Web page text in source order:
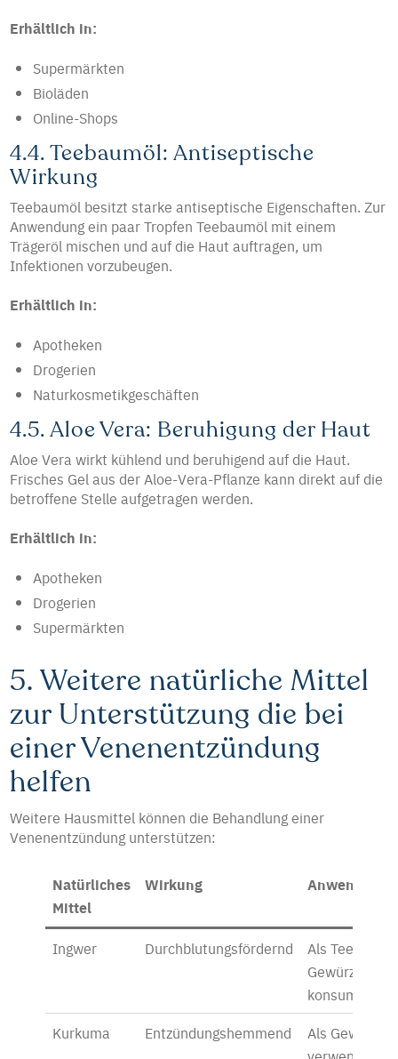
Erhältlich in:
Supermärkten
Bioläden
Online-Shops
4.4. Teebaumöl: Antiseptische
Wirkung
Teebaumöl besitzt starke antiseptische Eigenschaften. Zur
Anwendung ein paar Tropfen Teebaumöl mit einem
Trägeröl mischen und auf die Haut auftragen, um
Infektionen vorzubeugen.
Erhältlich in:
Apotheken
Drogerien
Naturkosmetikgeschäften
4.5. Aloe Vera: Beruhigung der Haut
Aloe Vera wirkt kühlend und beruhigend auf die Haut.
Frisches Gel aus der Aloe-Vera-Pflanze kann direkt auf die
betroffene Stelle aufgetragen werden.
Erhältlich in:
Apotheken
Drogerien
Supermärkten
5. Weitere natürliche Mittel
zur Unterstützung die bei
einer Venenentzündung
helfen
Weitere Hausmittel können die Behandlung einer
Venenentzündung unterstützen:
Natürliches
Mittel
Wirkung Anwendung
Ingwer Durchblutungsfördernd
Als Tee oder
Gewürz
konsumieren
Kurkuma
Entzündungshemmend
Als Gewürz